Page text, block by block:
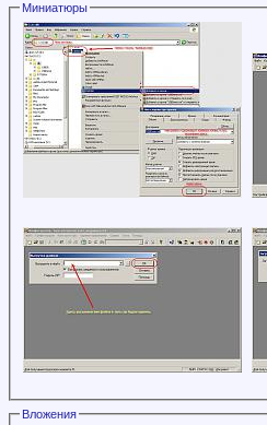
Миниатюры
Вложения